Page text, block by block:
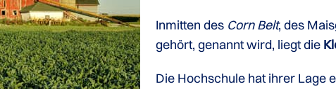
Inmitten des Corn Belt, des
gehört, genannt wird, liegt die
Die Hochschule hat ihrer Lage